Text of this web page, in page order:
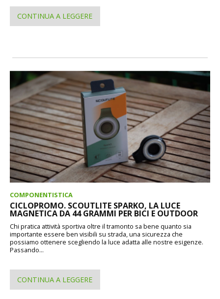
CONTINUA A LEGGERE
COMPONENTISTICA
CICLOPROMO. SCOUTLITE SPARKO, LA LUCE
MAGNETICA DA 44 GRAMMI PER BICI E OUTDOOR
Chi pratica attività sportiva oltre il tramonto sa bene quanto sia
importante essere ben visibili su strada, una sicurezza che
possiamo ottenere scegliendo la luce adatta alle nostre esigenze.
Passando...
CONTINUA A LEGGERE